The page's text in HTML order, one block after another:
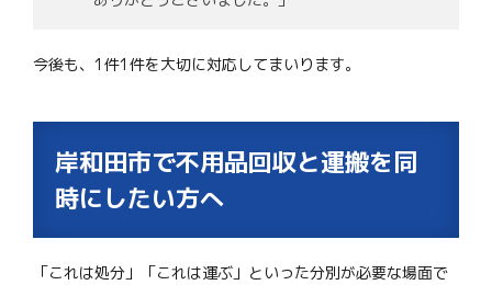
今後も、1件1件を大切に対応してまいります。
岸和田市で不用品回収と運搬を同
時にしたい方へ
「これは処分」「これは運ぶ」といった分別が必要な場面で